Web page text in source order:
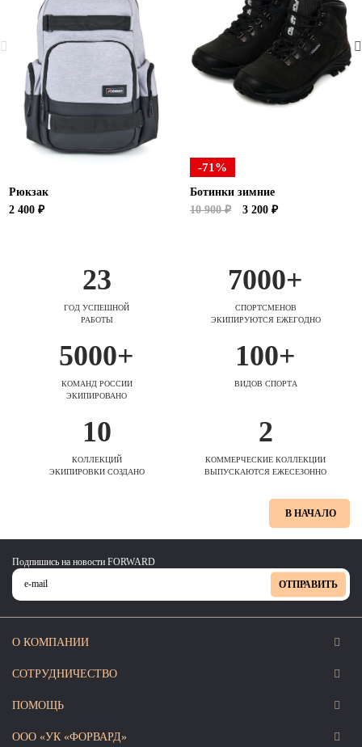
Рюкзак
2 400 ₽
-71%
Ботинки зимние
10 900 ₽
3 200 ₽
23
ГОД УСПЕШНОЙ
РАБОТЫ
7000+
СПОРТСМЕНОВ
ЭКИПИРУЮТСЯ ЕЖЕГОДНО
5000+
КОМАНД РОССИИ
ЭКИПИРОВАНО
100+
ВИДОВ СПОРТА
10
КОЛЛЕКЦИЙ
ЭКИПИРОВКИ СОЗДАНО
2
КОММЕРЧЕСКИЕ КОЛЛЕКЦИИ
ВЫПУСКАЮТСЯ ЕЖЕСЕЗОННО
В НАЧАЛО
Подпишись на новости FORWARD
ОТПРАВИТЬ
О КОМПАНИИ
СОТРУДНИЧЕСТВО
ПОМОЩЬ
ООО «УК «ФОРВАРД»